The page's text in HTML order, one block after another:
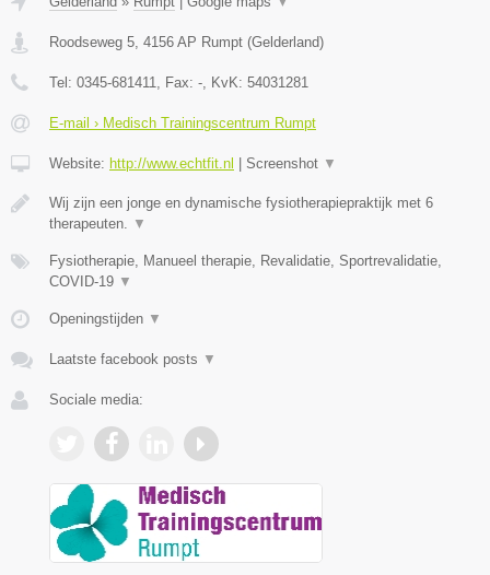
Roodseweg 5, 4156 AP Rumpt (Gelderland)
Tel: 0345-681411, Fax: -, KvK: 54031281
E-mail › Medisch Trainingscentrum Rumpt
Website: http://www.echtfit.nl Screenshot ▼
Wij zijn een jonge en dynamische fysiotherapiepraktijk met 6
therapeuten. ▼
Fysiotherapie, Manueel therapie, Revalidatie, Sportrevalidatie,
COVID-19 ▼
Openingstijden ▼
Laatste facebook posts ▼
Sociale media: